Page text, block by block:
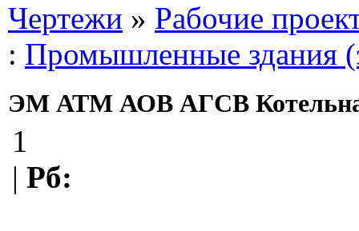
Чертежи » Рабочие
: Промышленные здания
ЭМ АТМ АОВ АГСВ
1
| Рб: